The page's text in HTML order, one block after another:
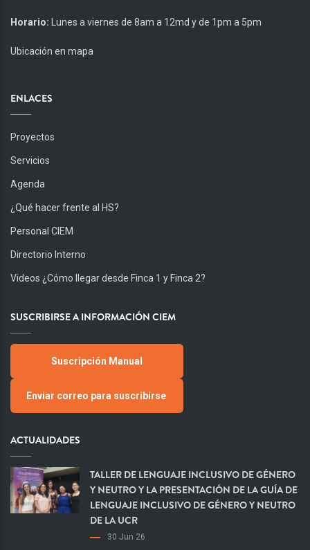
Horario: Lunes a viernes de 8am a 12md y de 1pm a 5pm
Ubicación en mapa
ENLACES
Proyectos
Servicios
Agenda
¿Qué hacer frente al HS?
Personal CIEM
Directorio Interno
Videos ¿Cómo llegar desde Finca 1 y Finca 2?
SUSCRIBIRSE A INFORMACIÓN CIEM
Suscripción Manual
Enviar correo para suscribirse
ACTUALIDADES
TALLER DE LENGUAJE INCLUSIVO DE GÉNERO
Y NEUTRO Y LA PRESENTACIÓN DE LA GUÍA DE
LENGUAJE INCLUSIVO DE GÉNERO Y NEUTRO
DE LA UCR
30 Jun 26